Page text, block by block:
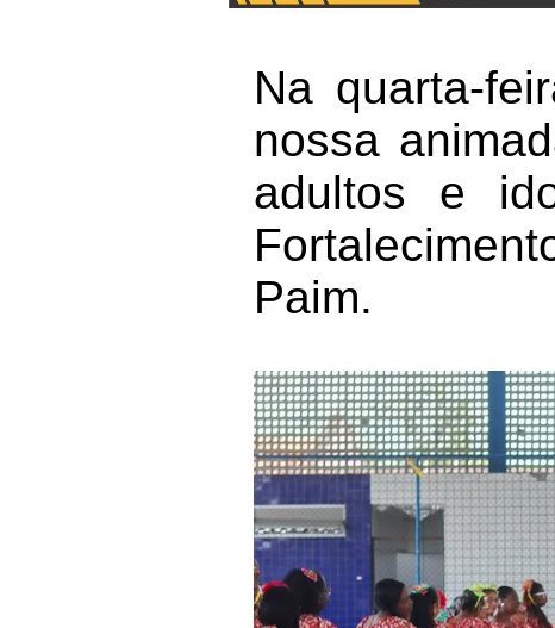
Na quarta-
nossa
adultos e
Paim.